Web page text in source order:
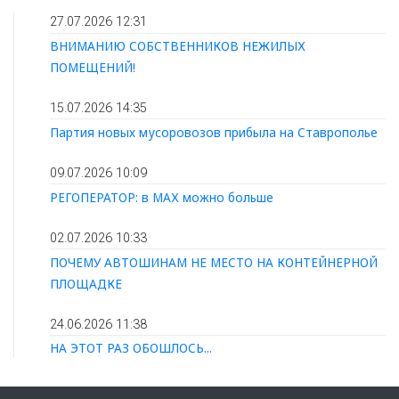
27.07.2026 12:31
ВНИМАНИЮ СОБСТВЕННИКОВ НЕЖИЛЫХ
ПОМЕЩЕНИЙ!
15.07.2026 14:35
Партия новых мусоровозов прибыла на Ставрополье
09.07.2026 10:09
РЕГОПЕРАТОР: в МАХ можно больше
02.07.2026 10:33
ПОЧЕМУ АВТОШИНАМ НЕ МЕСТО НА КОНТЕЙНЕРНОЙ
ПЛОЩАДКЕ
24.06.2026 11:38
НА ЭТОТ РАЗ ОБОШЛОСЬ...